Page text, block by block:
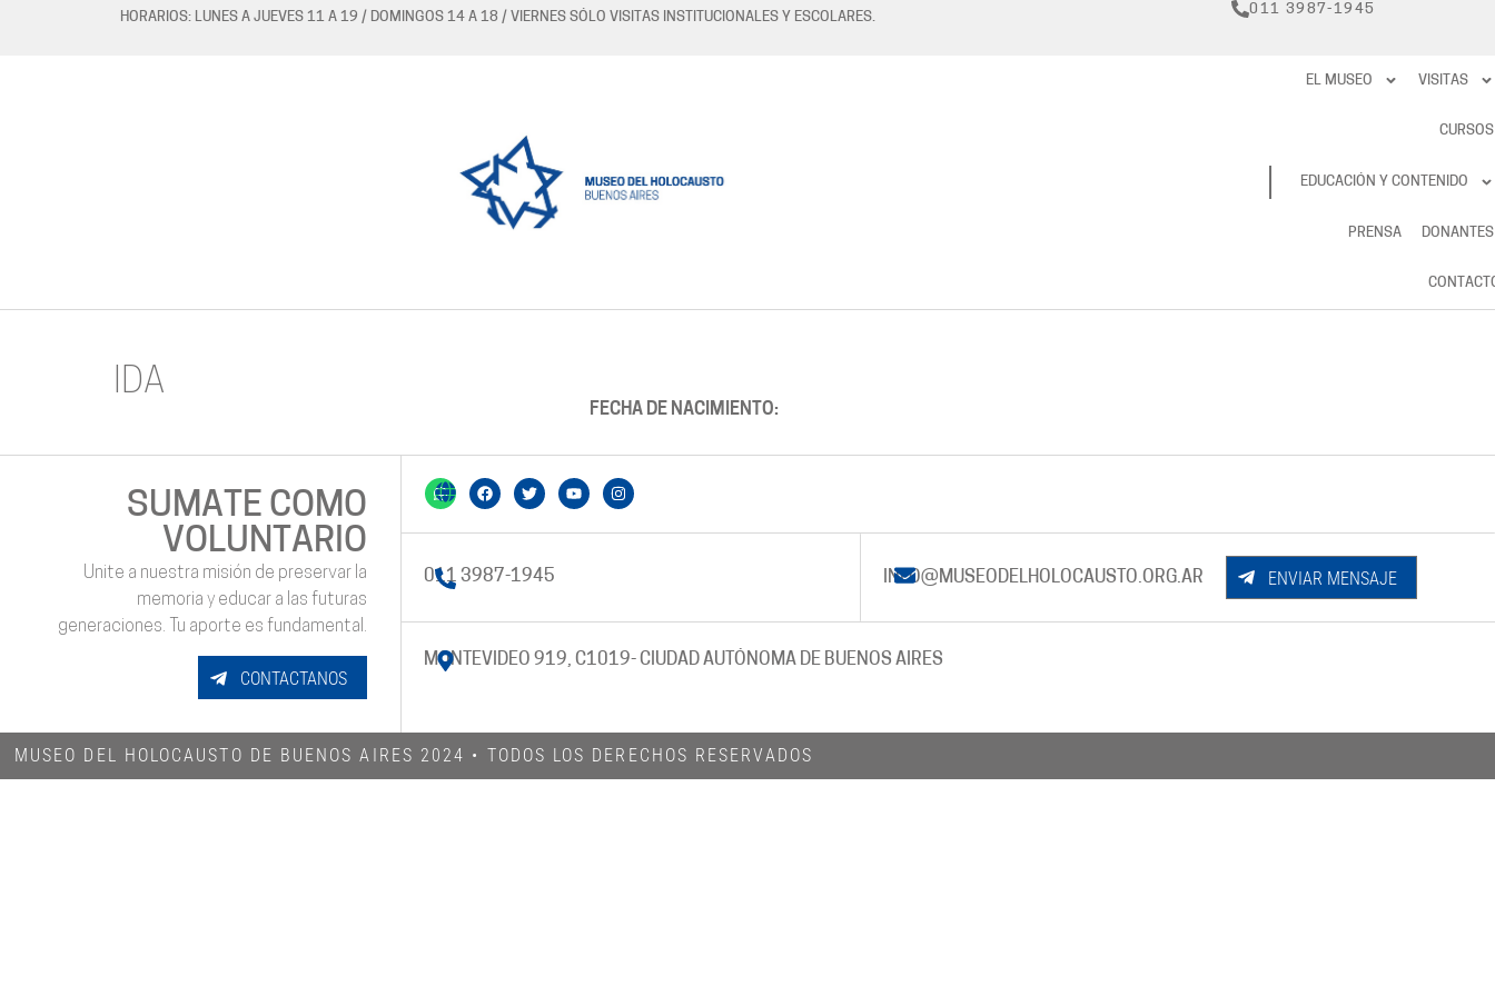
HORARIOS: LUNES A JUEVES 11 A 19 / DOMINGOS 14 A 18 / VIERNES SÓLO VISITAS INSTITUCIONALES Y ESCOLARES.
011 3987-1945
RESERVAS
EL MUSEO VISITAS
CURSOS
EDUCACIÓN Y CONTENIDO
PRENSA DONANTES
IDA
FECHA DE NACIMIENTO:
SUMATE COMO
VOLUNTARIO
Unite a nuestra misión de preservar la
memoria y educar a las futuras
generaciones. Tu aporte es fundamental.
CONTACTANOS
011 3987-1945 INFO@MUSEODELHOLOCAUSTO.ORG.AR ENVIAR MENSAJE
MONTEVIDEO 919, C1019- CIUDAD AUTÓNOMA DE BUENOS AIRES
MUSEO DEL HOLOCAUSTO DE BUENOS AIRES 2024​ • TODOS LOS DERECHOS RESERVADOS